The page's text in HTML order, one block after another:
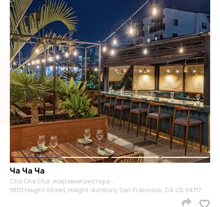
Ча Ча Ча
Cha Cha Chá: яскравий рестора…
1801 Haight Street, Haight-Ashbury, San Francisco, CA US 94117